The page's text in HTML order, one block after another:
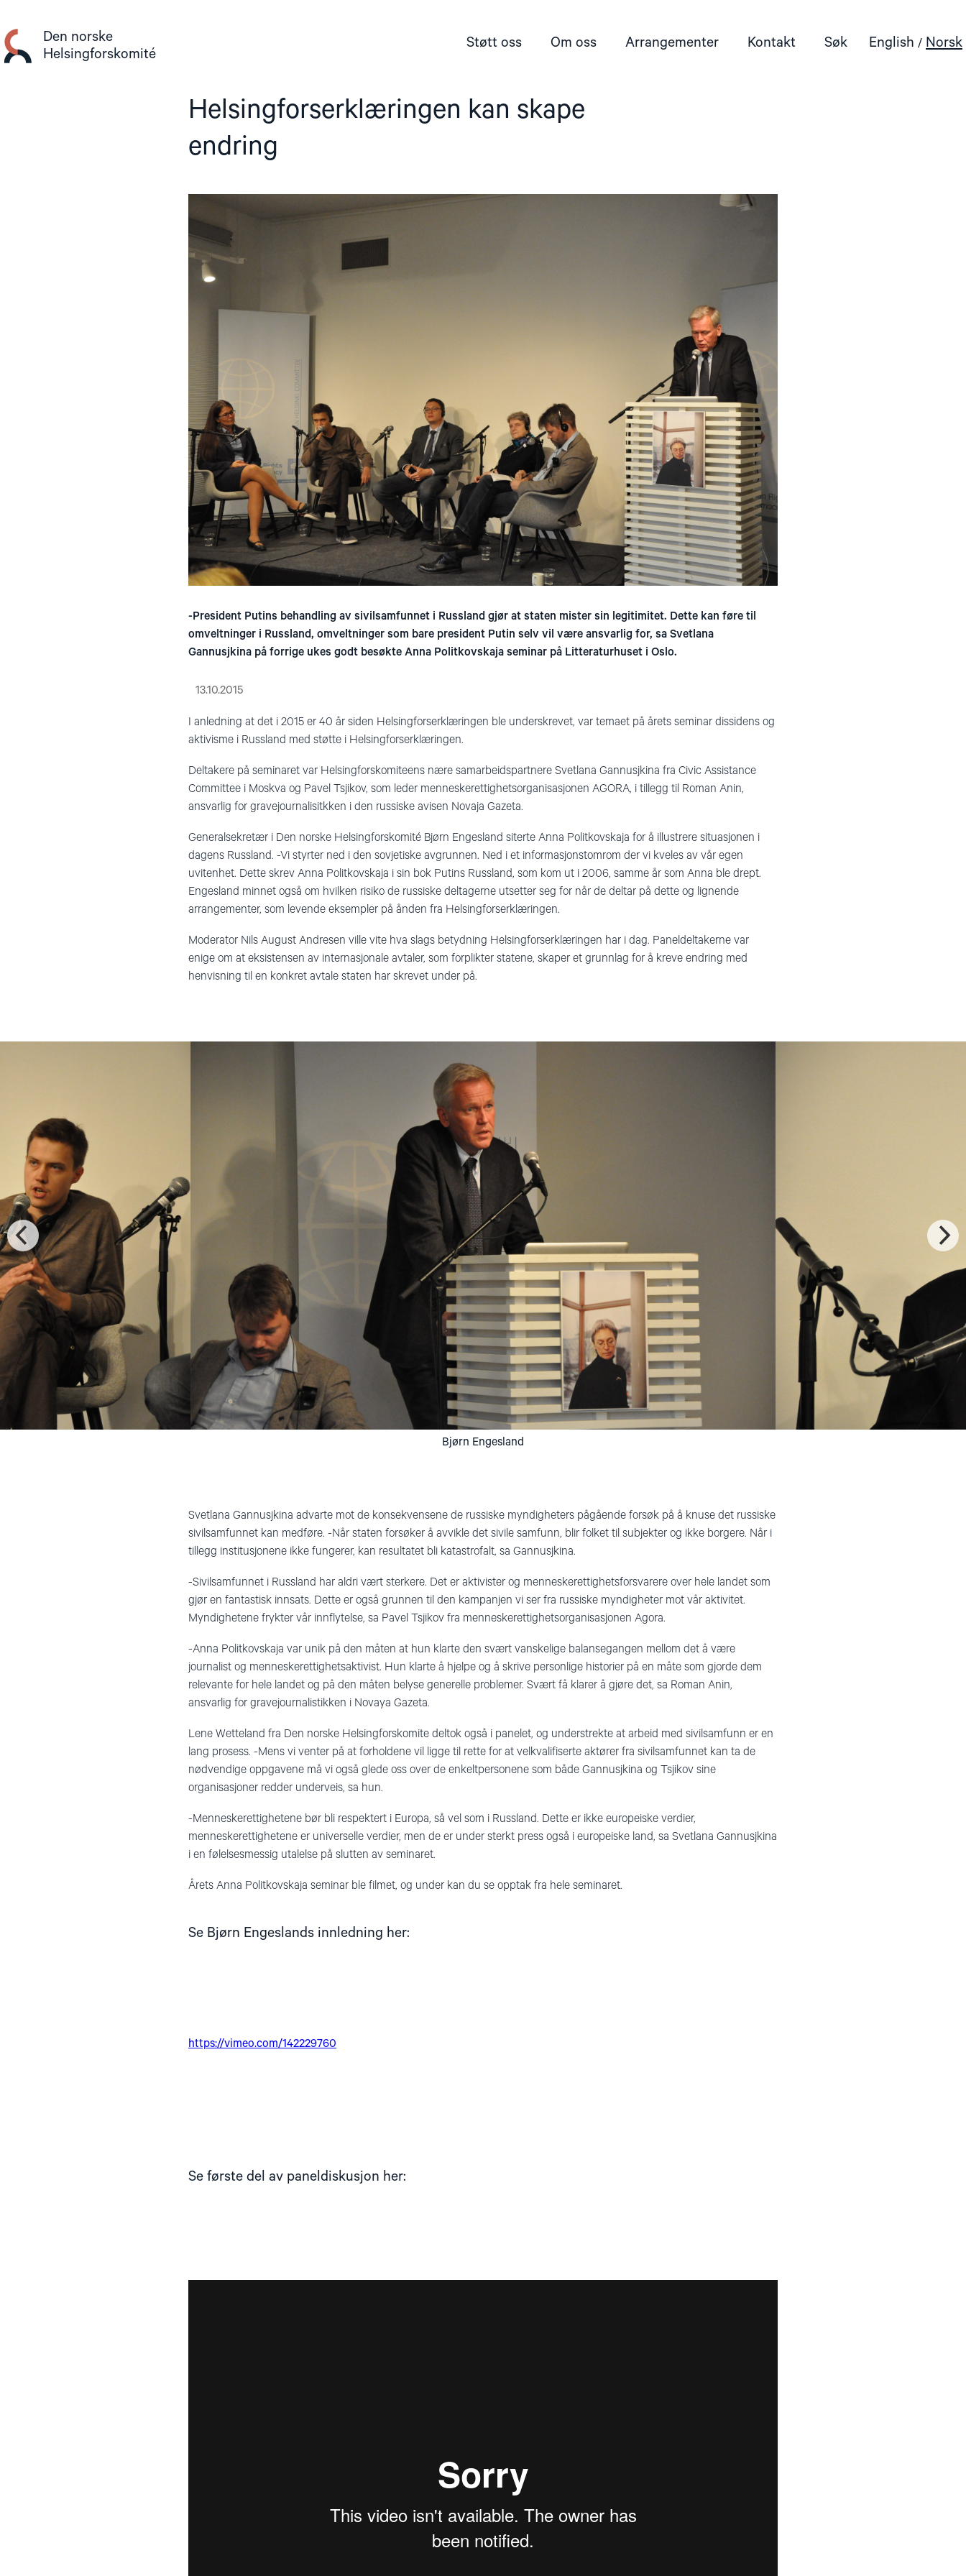
innhold
Den norske
Helsingforskomité
Støtt oss Om oss Arrangementer Kontakt Søk English Norsk
Helsingforserklæringen kan skape
endring
-President Putins behandling av sivilsamfunnet i Russland gjør at staten mister sin legitimitet. Dette kan føre til
omveltninger i Russland, omveltninger som bare president Putin selv vil være ansvarlig for, sa Svetlana
Gannusjkina på forrige ukes godt besøkte Anna Politkovskaja seminar på Litteraturhuset i Oslo.
13.10.2015
I anledning at det i 2015 er 40 år siden Helsingforserklæringen ble underskrevet, var temaet på årets seminar dissidens og
aktivisme i Russland med støtte i Helsingforserklæringen.
Deltakere på seminaret var Helsingforskomiteens nære samarbeidspartnere Svetlana Gannusjkina fra Civic Assistance
Committee i Moskva og Pavel Tsjikov, som leder menneskerettighetsorganisasjonen AGORA, i tillegg til Roman Anin,
ansvarlig for gravejournalisitkken i den russiske avisen Novaja Gazeta.
Generalsekretær i Den norske Helsingforskomité Bjørn Engesland siterte Anna Politkovskaja for å illustrere situasjonen i
dagens Russland. -Vi styrter ned i den sovjetiske avgrunnen. Ned i et informasjonstomrom der vi kveles av vår egen
uvitenhet. Dette skrev Anna Politkovskaja i sin bok Putins Russland, som kom ut i 2006, samme år som Anna ble drept.
Engesland minnet også om hvilken risiko de russiske deltagerne utsetter seg for når de deltar på dette og lignende
arrangementer, som levende eksempler på ånden fra Helsingforserklæringen.
Moderator Nils August Andresen ville vite hva slags betydning Helsingforserklæringen har i dag. Paneldeltakerne var
enige om at eksistensen av internasjonale avtaler, som forplikter statene, skaper et grunnlag for å kreve endring med
henvisning til en konkret avtale staten har skrevet under på.
Bjørn Engesland
Svetlana Gannusjkina advarte mot de konsekvensene de russiske myndigheters pågående forsøk på å knuse det russiske
sivilsamfunnet kan medføre. -Når staten forsøker å avvikle det sivile samfunn, blir folket til subjekter og ikke borgere. Når i
tillegg institusjonene ikke fungerer, kan resultatet bli katastrofalt, sa Gannusjkina.
-Sivilsamfunnet i Russland har aldri vært sterkere. Det er aktivister og menneskerettighetsforsvarere over hele landet som
gjør en fantastisk innsats. Dette er også grunnen til den kampanjen vi ser fra russiske myndigheter mot vår aktivitet.
Myndighetene frykter vår innflytelse, sa Pavel Tsjikov fra menneskerettighetsorganisasjonen Agora.
-Anna Politkovskaja var unik på den måten at hun klarte den svært vanskelige balansegangen mellom det å være
journalist og menneskerettighetsaktivist. Hun klarte å hjelpe og å skrive personlige historier på en måte som gjorde dem
relevante for hele landet og på den måten belyse generelle problemer. Svært få klarer å gjøre det, sa Roman Anin,
ansvarlig for gravejournalistikken i Novaya Gazeta.
Lene Wetteland fra Den norske Helsingforskomite deltok også i panelet, og understrekte at arbeid med sivilsamfunn er en
lang prosess. -Mens vi venter på at forholdene vil ligge til rette for at velkvalifiserte aktører fra sivilsamfunnet kan ta de
nødvendige oppgavene må vi også glede oss over de enkeltpersonene som både Gannusjkina og Tsjikov sine
organisasjoner redder underveis, sa hun.
-Menneskerettighetene bør bli respektert i Europa, så vel som i Russland. Dette er ikke europeiske verdier,
menneskerettighetene er universelle verdier, men de er under sterkt press også i europeiske land, sa Svetlana Gannusjkina
i en følelsesmessig utalelse på slutten av seminaret.
Årets Anna Politkovskaja seminar ble filmet, og under kan du se opptak fra hele seminaret.
Se Bjørn Engeslands innledning her:
https://vimeo.com/142229760
Se første del av paneldiskusjon her: